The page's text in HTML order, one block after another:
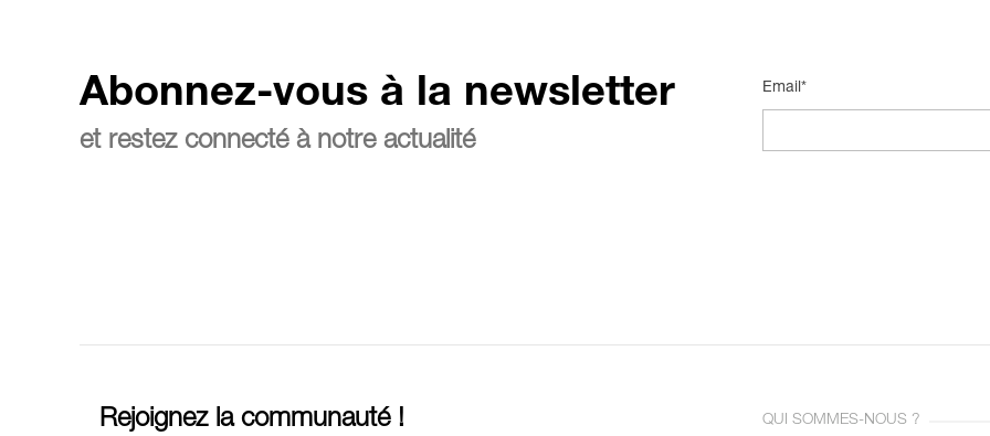
Abonnez-vous à la newsletter
et restez connecté à notre actualité
Email*
Rejoignez la communauté ! QUI SOMMES-NOUS ?